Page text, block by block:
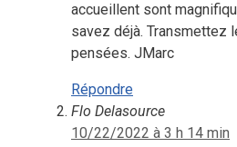
accueillent sont
savez déjà. Transmettez
pensées. JMarc
Répondre
Flo Delasource
10/22/2022 à 3 h 14 min